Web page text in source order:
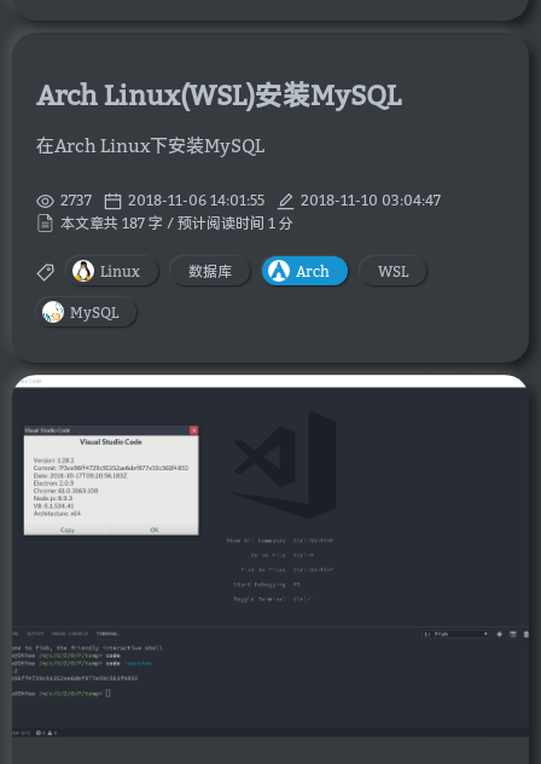
Arch Linux(WSL)安装MySQL
在Arch Linux下安装MySQL
2737 2018-11-06 14:01:55
2018-11-10 03:04:47
本文章共 187 字 / 预计阅读时间 1 分
Linux 数据库 Arch WSL
MySQL